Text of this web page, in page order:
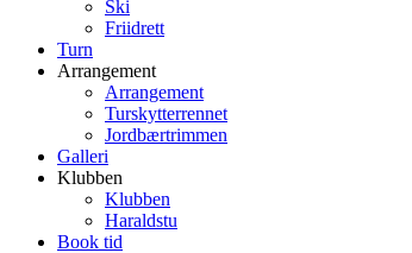
Ski
Friidrett
Turn
Arrangement
Arrangement
Turskytterrennet
Jordbærtrimmen
Galleri
Klubben
Klubben
Haraldstu
Book tid